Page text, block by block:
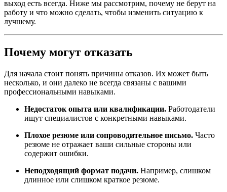
выход есть всегда. Ниже мы рассмотрим, почему не берут на
работу и что можно сделать, чтобы изменить ситуацию к
лучшему.
Почему могут отказать
Для начала стоит понять причины отказов. Их может быть
несколько, и они далеко не всегда связаны с вашими
профессиональными навыками.
Недостаток опыта или квалификации. Работодатели
ищут специалистов с конкретными навыками.
Плохое резюме или сопроводительное письмо. Часто
резюме не отражает ваши сильные стороны или
содержит ошибки.
Неподходящий формат подачи. Например, слишком
длинное или слишком краткое резюме.